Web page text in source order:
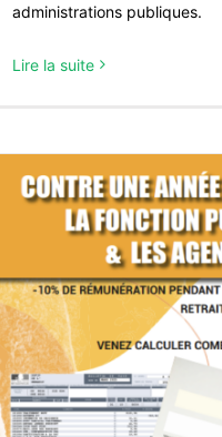
administrations publiques.
Lire la suite
Protection sociale
vigilante